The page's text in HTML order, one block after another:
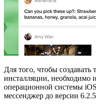
Для того, чтобы создавать
инсталляции, необходимо
операционной системы
мессенджер до версии